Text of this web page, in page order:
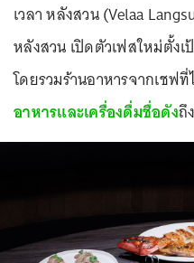
เวลา หลังสวน (Velaa
หลังสวน เปิดตัวเฟสใหม่ตั้ง
โดยรวมร้านอาหารจากเชฟ
อาหารและเครื่องดื่มชื่อดังถึ